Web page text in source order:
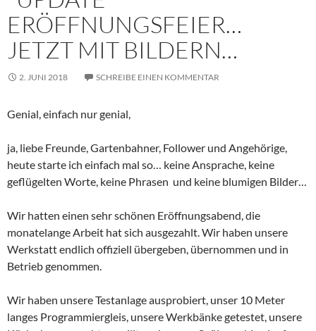
ERÖFFNUNGSFEIER…
JETZT MIT BILDERN…
2. JUNI 2018 SCHREIBE EINEN KOMMENTAR
Genial, einfach nur genial,
ja, liebe Freunde, Gartenbahner, Follower und Angehörige,
heute starte ich einfach mal so… keine Ansprache, keine
geflügelten Worte, keine Phrasen und keine blumigen Bilder…
Wir hatten einen sehr schönen Eröffnungsabend, die
monatelange Arbeit hat sich ausgezahlt. Wir haben unsere
Werkstatt endlich offiziell übergeben, übernommen und in
Betrieb genommen.
Wir haben unsere Testanlage ausprobiert, unser 10 Meter
langes Programmiergleis, unsere Werkbänke getestet, unsere